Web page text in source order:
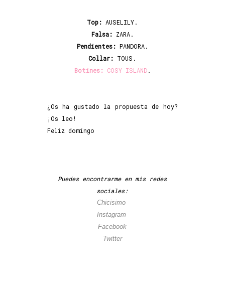
Top: AUSELILY.
Falsa: ZARA.
Pendientes: PANDORA.
Collar: TOUS.
Botines: COSY ISLAND.
¿Os ha gustado la propuesta de hoy?
¡Os leo!
Feliz domingo
Puedes encontrarme en mis redes
sociales:
Chicisimo
Instagram
Facebook
Twitter